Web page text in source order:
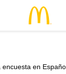
encuesta en